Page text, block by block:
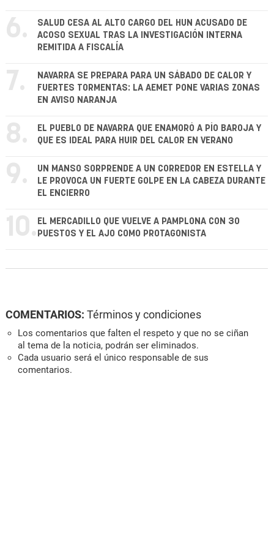
6.
SALUD CESA AL ALTO CARGO DEL HUN ACUSADO DE
ACOSO SEXUAL TRAS LA INVESTIGACIÓN INTERNA
REMITIDA A FISCALÍA
7.
NAVARRA SE PREPARA PARA UN SÁBADO DE CALOR Y
FUERTES TORMENTAS: LA AEMET PONE VARIAS ZONAS
EN AVISO NARANJA
8.
EL PUEBLO DE NAVARRA QUE ENAMORÓ A PÍO BAROJA Y
QUE ES IDEAL PARA HUIR DEL CALOR EN VERANO
9.
UN MANSO SORPRENDE A UN CORREDOR EN ESTELLA Y
LE PROVOCA UN FUERTE GOLPE EN LA CABEZA DURANTE
EL ENCIERRO
10. EL MERCADILLO QUE VUELVE A PAMPLONA CON 30
PUESTOS Y EL AJO COMO PROTAGONISTA
COMENTARIOS: Términos y condiciones
Los comentarios que falten el respeto y que no se ciñan
al tema de la noticia, podrán ser eliminados.
Cada usuario será el único responsable de sus
comentarios.